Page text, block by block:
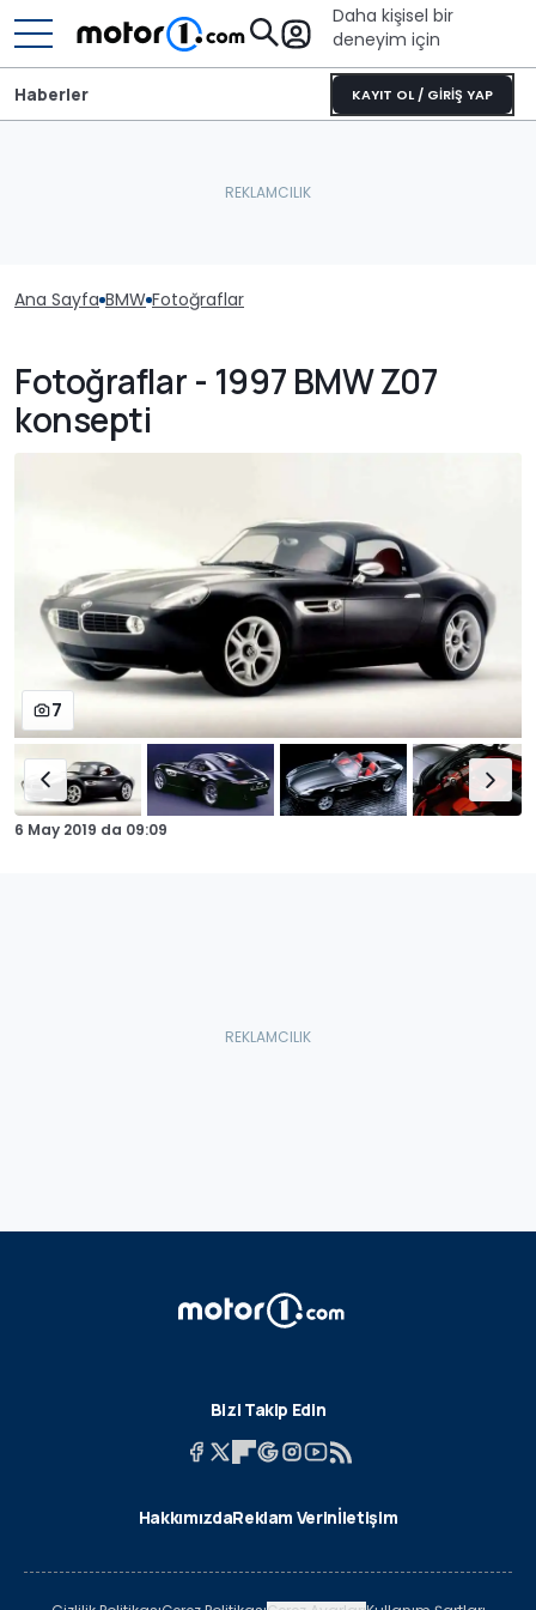
Daha kişisel bir
deneyim için
KAYIT OL / GİRİŞ YAP
Haberler
Ana Sayfa BMW Fotoğraflar
Fotoğraflar - 1997 BMW Z07
konsepti
7
6 May 2019 da 09:09
Bizi Takip Edin
HakkımızdaReklam Verinİletişim